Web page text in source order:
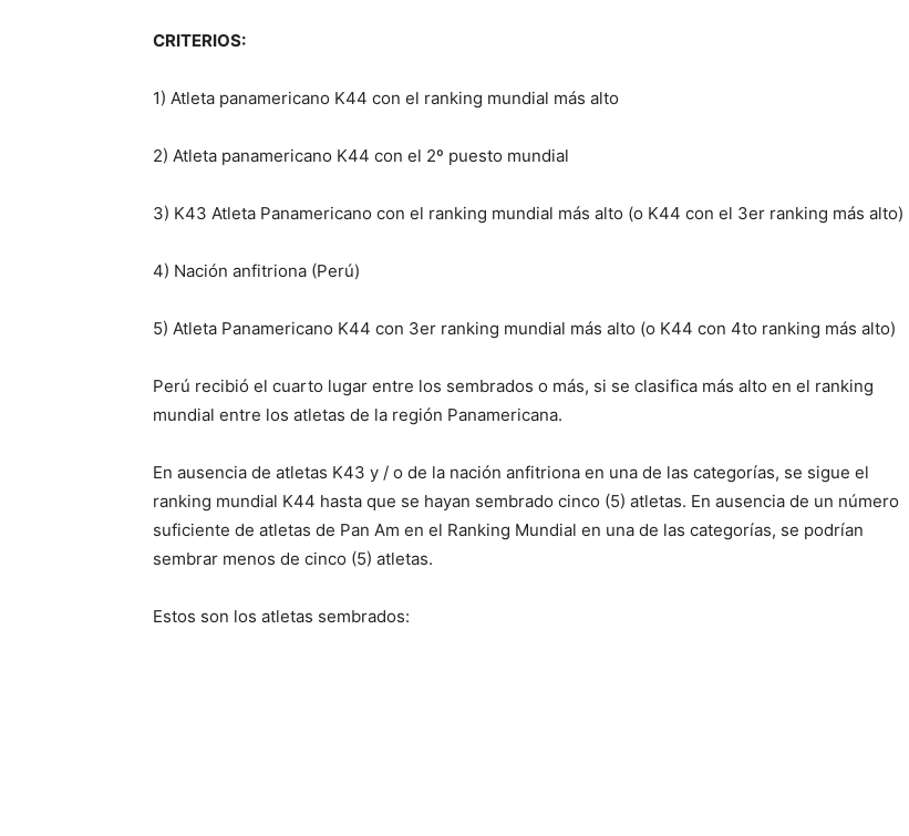
CRITERIOS:
1) Atleta panamericano K44 con el ranking mundial más alto
2) Atleta panamericano K44 con el 2º puesto mundial
3) K43 Atleta Panamericano con el ranking mundial más alto (o K44 con el 3er ranking más alto)
4) Nación anfitriona (Perú)
5) Atleta Panamericano K44 con 3er ranking mundial más alto (o K44 con 4to ranking más alto)
Perú recibió el cuarto lugar entre los sembrados o más, si se clasifica más alto en el ranking
mundial entre los atletas de la región Panamericana.
En ausencia de atletas K43 y / o de la nación anfitriona en una de las categorías, se sigue el
ranking mundial K44 hasta que se hayan sembrado cinco (5) atletas. En ausencia de un número
suficiente de atletas de Pan Am en el Ranking Mundial en una de las categorías, se podrían
sembrar menos de cinco (5) atletas.
Estos son los atletas sembrados: